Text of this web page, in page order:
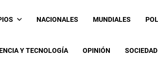
NACIONALES MUNDIALES
Y TECNOLOGÍA OPINIÓN SOCIEDAD